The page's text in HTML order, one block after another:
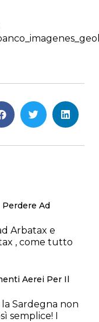
Perdere Ad
Arbatax e
, come tutto
Aerei Per Il
Sardegna non
semplice! I